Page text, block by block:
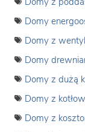
Domy
Domy z
Domy
Domy z dużą
Domy z
Domy z